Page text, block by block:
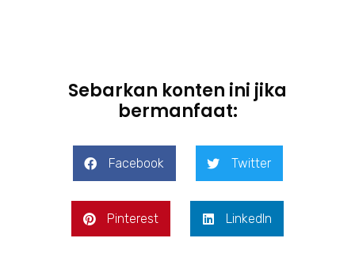
Sebarkan konten ini jika
bermanfaat:
Facebook Twitter
Pinterest LinkedIn